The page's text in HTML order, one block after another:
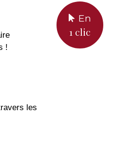
En
1 clic
!
les